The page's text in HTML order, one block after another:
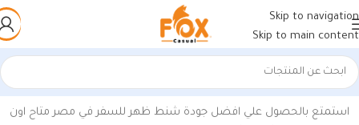
Skip to navigation
Skip to main content
الرئيسية/منتجات تحت الوسم “شنطة ظهر رجالي”
استمتع بالحصول علي افضل جودة شنط ظهر للسفر في مصر متاح اون